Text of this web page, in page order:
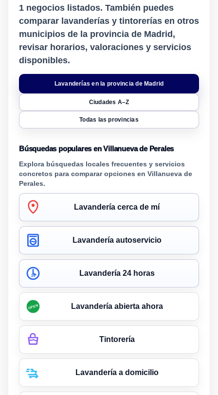
1 negocios listados. También puedes
comparar lavanderías y tintorerías en otros
municipios de la provincia de Madrid,
revisar horarios, valoraciones y servicios
disponibles.
Lavanderías en la provincia de Madrid
Ciudades A–Z
Todas las provincias
Búsquedas populares en Villanueva de Perales
Explora búsquedas locales frecuentes y servicios
concretos para comparar opciones en Villanueva de
Perales.
Lavandería cerca de mí
Lavandería autoservicio
24 Lavandería 24 horas
OPEN Lavandería abierta ahora
Tintorería
Lavandería a domicilio